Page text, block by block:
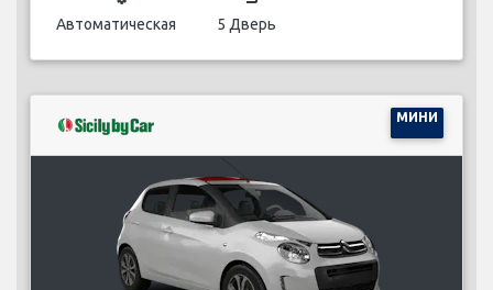
Автоматическая 5 Дверь
МИНИ